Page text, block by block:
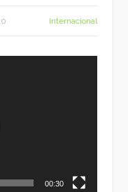
Internacional
00:30